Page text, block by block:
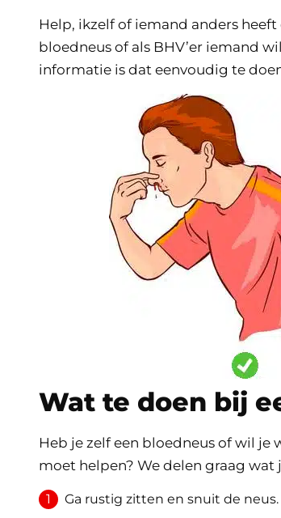
Help, ikzelf of iemand anders heeft
bloedneus of als BHV’er iemand
informatie is dat eenvoudig te
Wat te doen bij
Heb je zelf een bloedneus of wil je
moet helpen? We delen graag wat
Ga rustig zitten en snuit de neus.